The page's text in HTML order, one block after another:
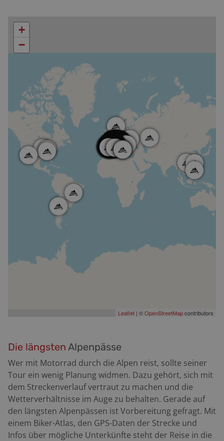
+
−
Leaflet | ©OpenStreetMapcontributors
Die längsten Alpenpässe
Wer mit Motorrad durch die Alpen reist, sollte seiner
Tour ein wenig Planung widmen. Dazu gehört, sich mit
dem Streckenverlauf vertraut zu machen und die
Wetterverhältnisse im Auge zu behalten. Gerade auf
den längsten Alpenpässen ist Vorbereitung gefragt. Mit
einem Biker-Atlas, den GPS-Daten der Strecke und
Infos über mögliche Unterkünfte steht der Reise in die